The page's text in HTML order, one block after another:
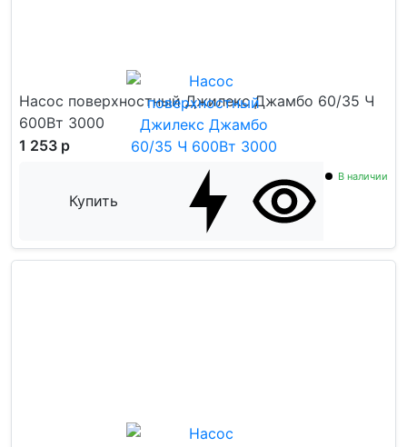
Насос поверхностный Джилекс Джамбо 60/35 Ч
600Вт 3000
1 253 р
Купить
В наличии